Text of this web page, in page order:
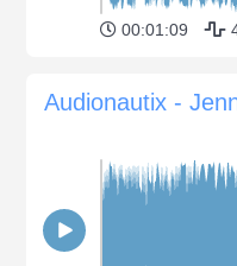
00:01:09
Audionautix -